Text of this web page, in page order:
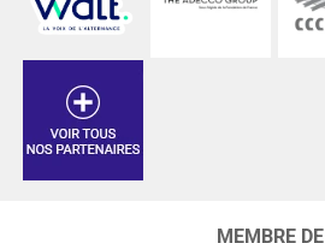
MEMBRE DE